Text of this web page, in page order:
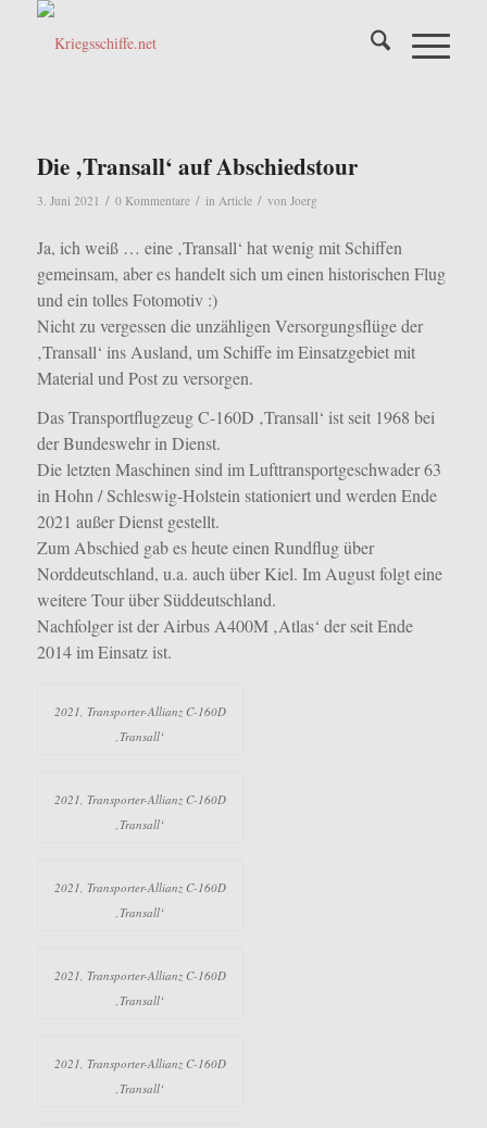
Die ‚Transall‘ auf Abschiedstour
3. Juni 2021 / 0 Kommentare / in Article / von Joerg
Ja, ich weiß … eine ‚Transall‘ hat wenig mit Schiffen
gemeinsam, aber es handelt sich um einen historischen Flug
und ein tolles Fotomotiv :)
Nicht zu vergessen die unzähligen Versorgungsflüge der
‚Transall‘ ins Ausland, um Schiffe im Einsatzgebiet mit
Material und Post zu versorgen.
Das Transportflugzeug C-160D ‚Transall‘ ist seit 1968 bei
der Bundeswehr in Dienst.
Die letzten Maschinen sind im Lufttransportgeschwader 63
in Hohn / Schleswig-Holstein stationiert und werden Ende
2021 außer Dienst gestellt.
Zum Abschied gab es heute einen Rundflug über
Norddeutschland, u.a. auch über Kiel. Im August folgt eine
weitere Tour über Süddeutschland.
Nachfolger ist der Airbus A400M ‚Atlas‘ der seit Ende
2014 im Einsatz ist.
2021, Transporter-Allianz C-160D
‚Transall‘
2021, Transporter-Allianz C-160D
‚Transall‘
2021, Transporter-Allianz C-160D
‚Transall‘
2021, Transporter-Allianz C-160D
‚Transall‘
2021, Transporter-Allianz C-160D
‚Transall‘